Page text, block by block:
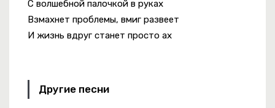
С волшебной палочкой в руках
Взмахнет проблемы, вмиг развеет
И жизнь вдруг станет просто ах
Другие песни